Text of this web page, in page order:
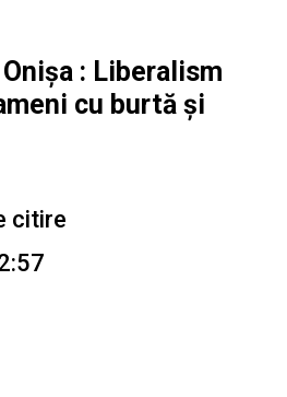
Onişa : Liberalism
cu burtă şi
citire